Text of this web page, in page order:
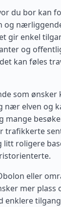
du bor kan
og
gir enkel
og
kan føles
som ønsker
nær elven og
roligere
eller
mer plass
enklere